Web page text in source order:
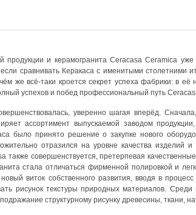
продукции и керамогранита Ceracasa Ceramica
сравнивать Керакаса с именитыми столетними
же всё-таки кроется секрет успеха фабрики: в
успехов и побед профессиональный путь
уверенно шагая вперёд.
ассортимент выпускаемой заводом
было принято решение о закупке нового
отразился на уровне качества изделий
также совершенствуется, претерпевая
стала отличаться фирменной полировкой и
виток собственного развития, вводя в
рисунок текстуры природных материалов.
структурному рисунку древесины, ткани,